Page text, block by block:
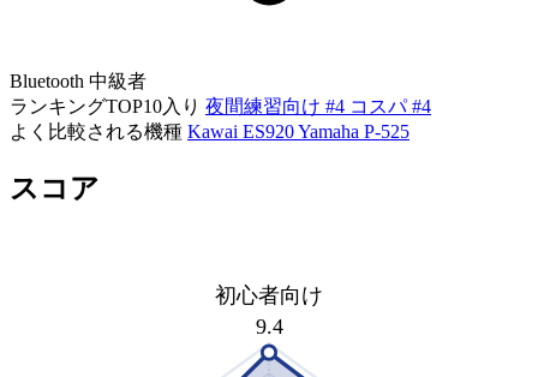
Bluetooth 中級者
ランキングTOP10入り 夜間練習向け #4 コスパ #4
よく比較される機種 Kawai ES920Yamaha P-525
スコア
9.4
初心者向け